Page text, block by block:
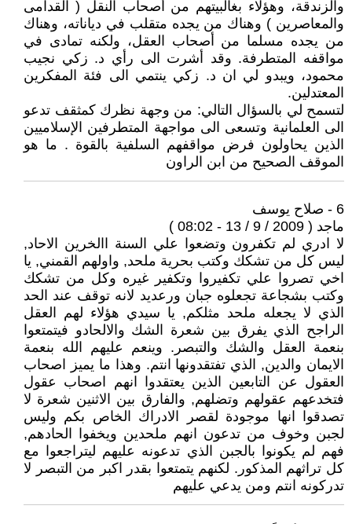
والزندقة، وهؤلاء بغالبيتهم من أصحاب النقل ( القدامى
والمعاصرين ) وهناك من يجده متقلب في دياناته، وهناك
من يجده مسلما من أصحاب العقل، ولكنه تمادى في
مواقفه المتطرفة. وقد أشرت الى رأي د. زكي نجيب
محمود، ويبدو لي ان د. زكي ينتمي الى فئة المفكرين
المعتدلين.
لتسمح لي بالسؤال التالي: من وجهة نظرك كمثقف تدعو
الى العلمانية وتسعى الى مواجهة المتطرفين الإسلاميين
الذين يحاولون فرض مواقفهم السلفية بالقوة . ما هو
الموقف الصحيح من ابن الراون
6 - صلاح يوسف
ماجد ( 2009 / 9 / 13 - 08:02 )
لا ادري لم تكفرون وتضعوا علي السنة االخرين الاحاد,
ليس كل من تشكك وكتب بحرية ملحد, واولهم القمني, يا
اخي تصروا علي تكفيروا وتكفير غيره وكل من تشكك
وكتب بشجاعة تجعلوه جبان ورعديد لانه توقف عند الحد
الذي لا يجعله ملحد مثلكم, يا سيدي هؤلاء لهم العقل
الراجح الذي يفرق بين شعرة الشك والالحادو فيتمتعوا
بنعمة العقل والشك والتبصر. وينعم عليهم الله بنعمة
الايمان والدين, الذي تفتقدونها انتم. وهذا ما يميز اصحاب
العقول عن التابعين الذين يعتقدوا انهم اصحاب عقول
فتخدعهم عقولهم وتضلهم, والفارق بين الاثنين شعرة لا
تصدقوا انها موجودة لقصر الادراك الخاص بكم وليس
لجبن وخوف من تدعون انهم ملحدين ويخفوا الحادهم,
فهم لم يكونوا بالجبن الذي تدعونه عليهم ليتراجعوا مع
كل تراثهم المذكور. لكنهم يتمتعوا بقدر اكبر من التبصر لا
تدركونه انتم ومن يدعي عليهم